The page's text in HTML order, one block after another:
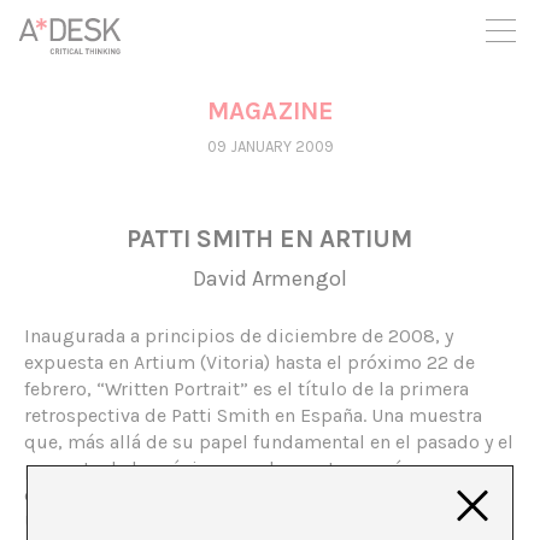
you believe in A*DESK, we need your backing to be able to
continue. You can now participate in the project by supporting
it. You can choose how much you want to contribute to the
You can decide how much you want to bring to the project.
MAGAZINE
09 JANUARY 2009
PATTI SMITH EN ARTIUM
David Armengol
Inaugurada a principios de diciembre de 2008, y
expuesta en Artium (Vitoria) hasta el próximo 22 de
febrero, “Written Portrait” es el título de la primera
retrospectiva de Patti Smith en España. Una muestra
que, más allá de su papel fundamental en el pasado y el
presente de la música popular contemporánea,
descubre la faceta de Patti Smith como artista visual.
Una colección de dibujos y fotografías – da baja